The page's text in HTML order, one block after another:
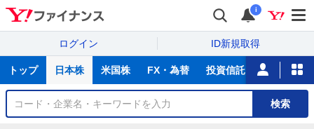
i
ログイン ID新規取得
サ
トップ 日本株 米国株 FX・為替 投資信託 ニュース
銘
検索